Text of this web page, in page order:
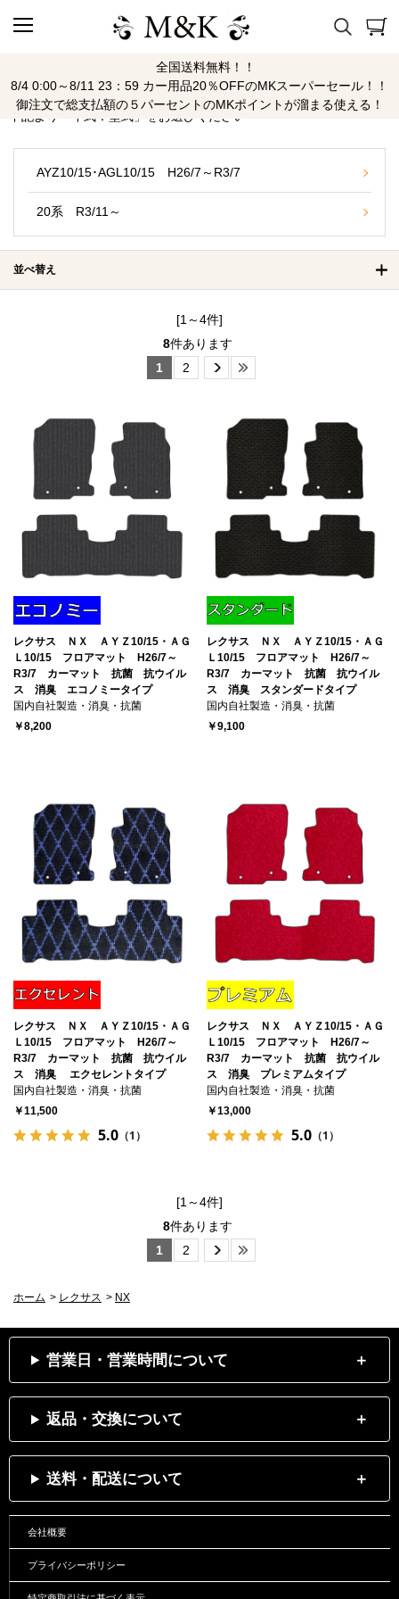
全国送料無料！！
8/4 0:00～8/11 23：59 カー用品20％OFFのMKスーパーセール！！
御注文で総支払額の５パーセントのMKポイントが溜まる使える！
NX
下記より「年式：型式」をお選びください
AYZ10/15･AGL10/15 H26/7～R3/7
20系 R3/11～
並べ替え
[1～4件]
8件あります
1
2
レクサス ＮＸ ＡＹＺ10/15・ＡＧ
Ｌ10/15 フロアマット H26/7～
R3/7 カーマット 抗菌 抗ウイル
ス 消臭 エコノミータイプ
国内自社製造・消臭・抗菌
￥8,200
レクサス ＮＸ ＡＹＺ10/15・ＡＧ
Ｌ10/15 フロアマット H26/7～
R3/7 カーマット 抗菌 抗ウイル
ス 消臭 スタンダードタイプ
国内自社製造・消臭・抗菌
￥9,100
レクサス ＮＸ ＡＹＺ10/15・ＡＧ
Ｌ10/15 フロアマット H26/7～
R3/7 カーマット 抗菌 抗ウイル
ス 消臭 エクセレントタイプ
国内自社製造・消臭・抗菌
￥11,500
5.0 （1）
レクサス ＮＸ ＡＹＺ10/15・ＡＧ
Ｌ10/15 フロアマット H26/7～
R3/7 カーマット 抗菌 抗ウイル
ス 消臭 プレミアムタイプ
国内自社製造・消臭・抗菌
￥13,000
5.0（1）
[1～4件]
8件あります
1
2
ホーム > レクサス > NX
営業日・営業時間について
返品・交換について
送料・配送について
会社概要
プライバシーポリシー